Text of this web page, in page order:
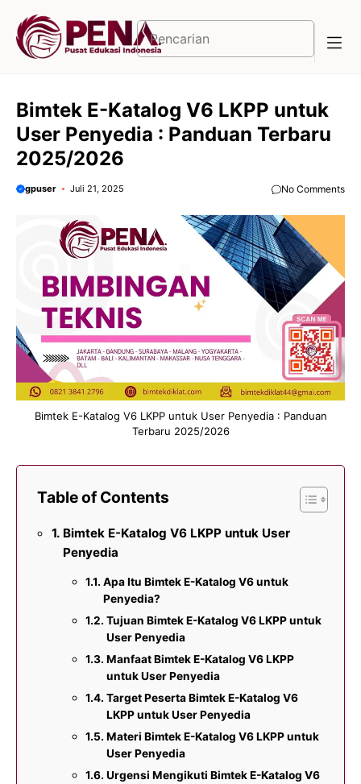
Cari
Bimtek E-Katalog V6 LKPP untuk
User Penyedia : Panduan Terbaru
2025/2026
gpuser Juli 21, 2025 No Comments
Bimtek E-Katalog V6 LKPP untuk User Penyedia : Panduan
Terbaru 2025/2026
Table of Contents
Bimtek E-Katalog V6 LKPP untuk User
Penyedia
Apa Itu Bimtek E-Katalog V6 untuk
Penyedia?
Tujuan Bimtek E-Katalog V6 LKPP untuk
User Penyedia
Manfaat Bimtek E-Katalog V6 LKPP
untuk User Penyedia
Target Peserta Bimtek E-Katalog V6
LKPP untuk User Penyedia
Materi Bimtek E-Katalog V6 LKPP untuk
User Penyedia
Urgensi Mengikuti Bimtek E-Katalog V6